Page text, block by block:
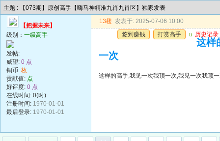
主题 : 【073期】原创高手【嗨马神精准九肖九肖区】独家发表
【把握未来】
级别： 一级高手
发帖:
威望: 0 点
铜币: 枚
贡献值: 点
好评度: 0 点
在线时间: 0(时)
注册时间: 1970-01-01
最后登录: 1970-01-01
13楼 发表于: 2025-07-06 10:00
签到赚钱
打赏高手 u 历史记录
这样
一次
这样的高手,我见一次我顶一次,我见一次我顶